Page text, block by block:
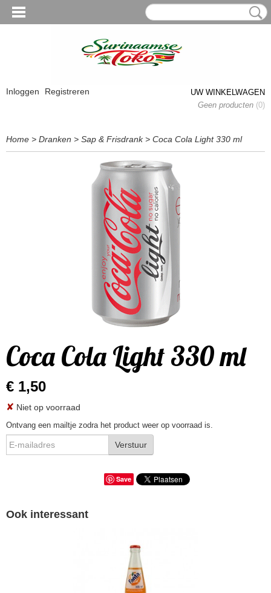
Inloggen Registreren
UW WINKELWAGEN
Geen producten (0)
Home > Dranken > Sap & Frisdrank> Coca Cola Light 330 ml
Coca Cola Light 330 ml
€ 1,50
✘ Niet op voorraad
Ontvang een mailtje zodra het product weer op voorraad is.
Verstuur
Save
Ook interessant